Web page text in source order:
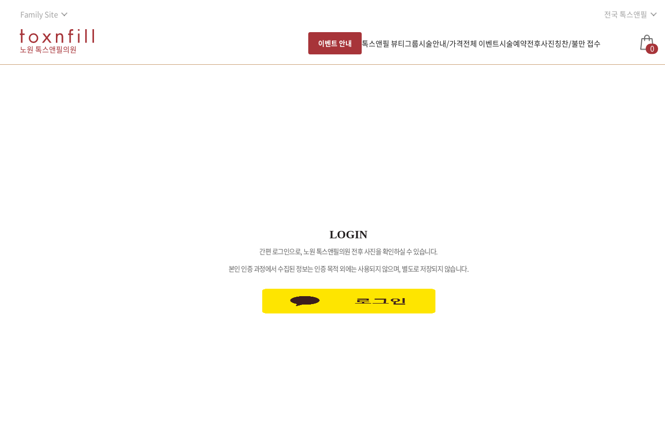
Family Site 전국 톡스앤필
노원 톡스앤필의원
이벤트 안내 톡스앤필 뷰티그룹시술안내/가격전체 이벤트시술예약전후사진칭찬/불만 접수 0
LOGIN
간편 로그인으로, 노원 톡스앤필의원 전후 사진을 확인하실 수 있습니다.
본인 인증 과정에서 수집된 정보는 인증 목적 외에는 사용되지 않으며, 별도로 저장되지 않습니다.